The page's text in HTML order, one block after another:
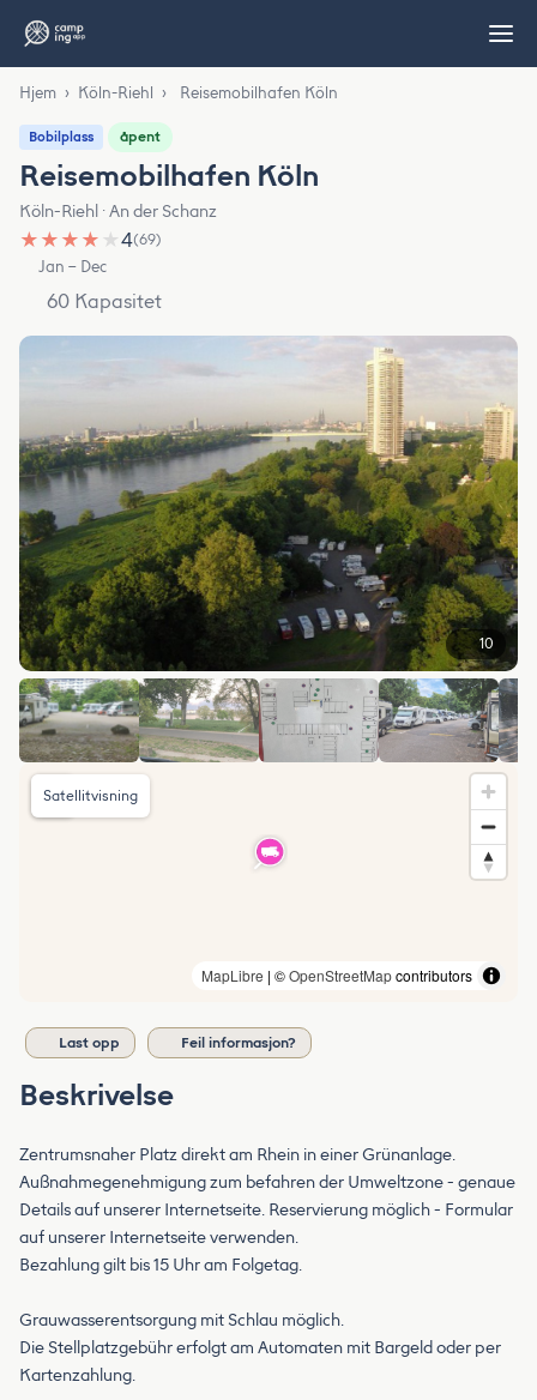
Hjem › Köln-Riehl › Reisemobilhafen Köln
Bobilplass åpent
Reisemobilhafen Köln
Köln-Riehl · An der Schanz
★ ★ ★ ★ ★4(69)
Jan – Dec
60 Kapasitet
10
MapLibre | ©OpenStreetMapcontributors
Satellitvisning
Last opp Feil informasjon?
Beskrivelse
Zentrumsnaher Platz direkt am Rhein in einer Grünanlage.
Außnahmegenehmigung zum befahren der Umweltzone - genaue
Details auf unserer Internetseite. Reservierung möglich - Formular
auf unserer Internetseite verwenden.
Bezahlung gilt bis 15 Uhr am Folgetag.
Grauwasserentsorgung mit Schlau möglich.
Die Stellplatzgebühr erfolgt am Automaten mit Bargeld oder per
Kartenzahlung.